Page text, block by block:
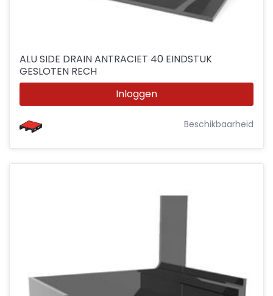
ALU SIDE DRAIN ANTRACIET 40 EINDSTUK
GESLOTEN RECH
Inloggen
Beschikbaarheid